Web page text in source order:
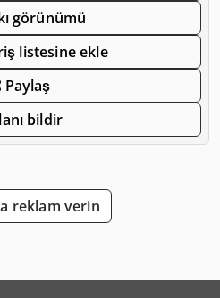
görünümü
listesine ekle
Paylaş
bildir
reklam verin